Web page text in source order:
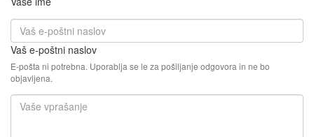
Vaš e-poštni naslov
E-pošta ni potrebna. Uporablja se le za pošiljanje odgovora in ne bo
objavljena.